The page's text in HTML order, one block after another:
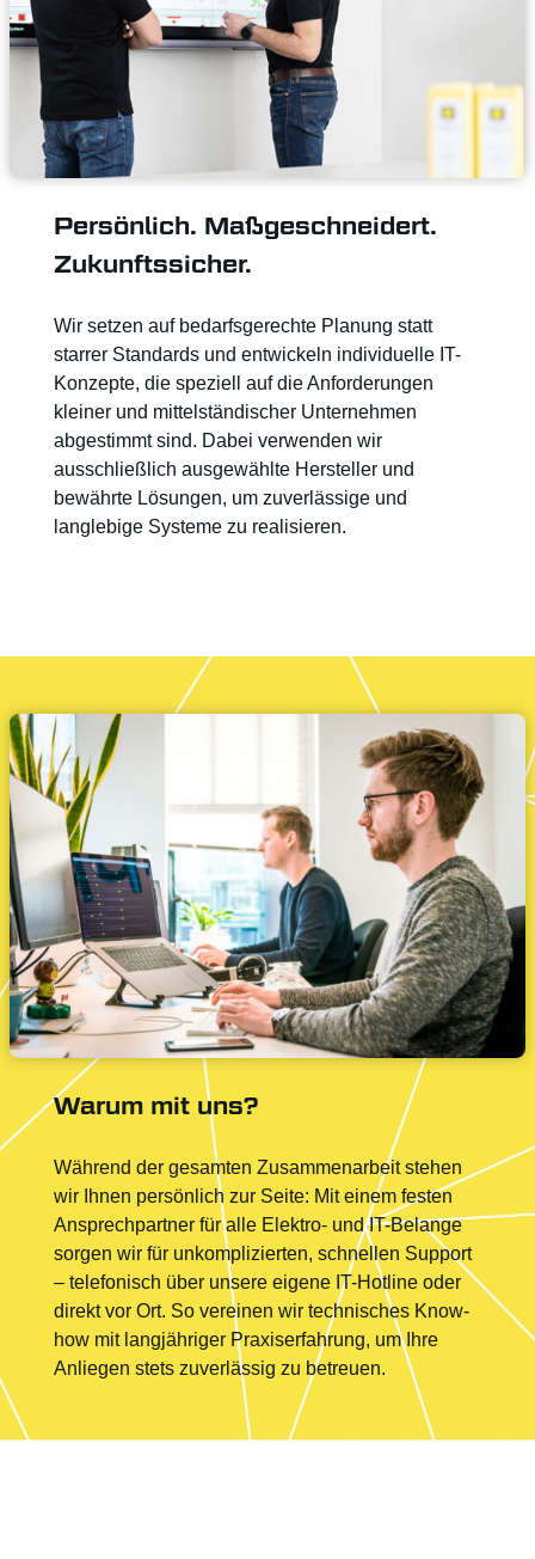
Persönlich. Maßgeschneidert.
Zukunftssicher.
Wir setzen auf bedarfsgerechte Planung statt
starrer Standards und entwickeln individuelle IT-
Konzepte, die speziell auf die Anforderungen
kleiner und mittelständischer Unternehmen
abgestimmt sind. Dabei verwenden wir
ausschließlich ausgewählte Hersteller und
bewährte Lösungen, um zuverlässige und
langlebige Systeme zu realisieren.
Warum mit uns?
Während der gesamten Zusammenarbeit stehen
wir Ihnen persönlich zur Seite: Mit einem festen
Ansprechpartner für alle Elektro- und IT-Belange
sorgen wir für unkomplizierten, schnellen Support
– telefonisch über unsere eigene IT-Hotline oder
direkt vor Ort. So vereinen wir technisches Know-
how mit langjähriger Praxiserfahrung, um Ihre
Anliegen stets zuverlässig zu betreuen.